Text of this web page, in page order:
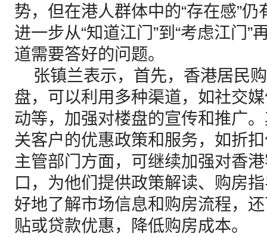
势，但在港人群体中的“存在感”
进一步从“知道江门”到“考虑江门”
道需要答好的问题。
张镇兰表示，首先，香港居民
盘，可以利用多种渠道，如社交
动等，加强对楼盘的宣传和推广
关客户的优惠政策和服务，如折
主管部门方面，可继续加强对香
口，为他们提供政策解读、购房
好地了解市场信息和购房流程，
贴或贷款优惠，降低购房成本。